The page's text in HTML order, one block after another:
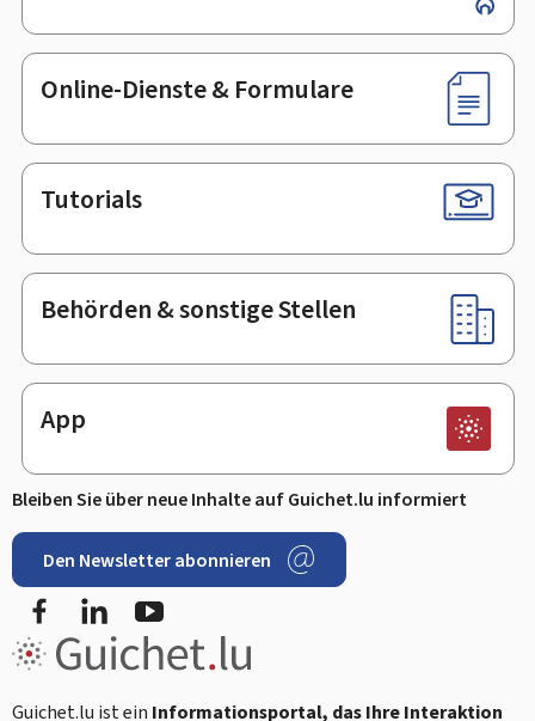
Online-Dienste & Formulare
Tutorials
Behörden & sonstige Stellen
App
Bleiben Sie über neue Inhalte auf Guichet.lu informiert
Den Newsletter abonnieren
FacebookLinkedIn
Guichet.lu ist ein Informationsportal, das Ihre Interaktion